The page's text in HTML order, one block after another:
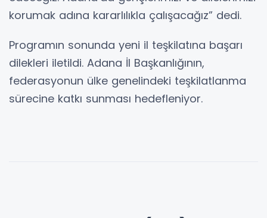
korumak adına kararlılıkla çalışacağız” dedi.
Programın sonunda yeni il teşkilatına başarı
dilekleri iletildi. Adana İl Başkanlığının,
federasyonun ülke genelindeki teşkilatlanma
sürecine katkı sunması hedefleniyor.